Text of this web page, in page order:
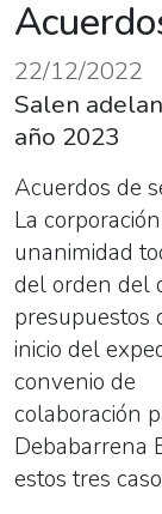
22/12/2022
Salen
año 2023
Acuerdos de
La
unanimidad
del orden del
inicio del
convenio de
colaboración
Debabarrena
estos tres